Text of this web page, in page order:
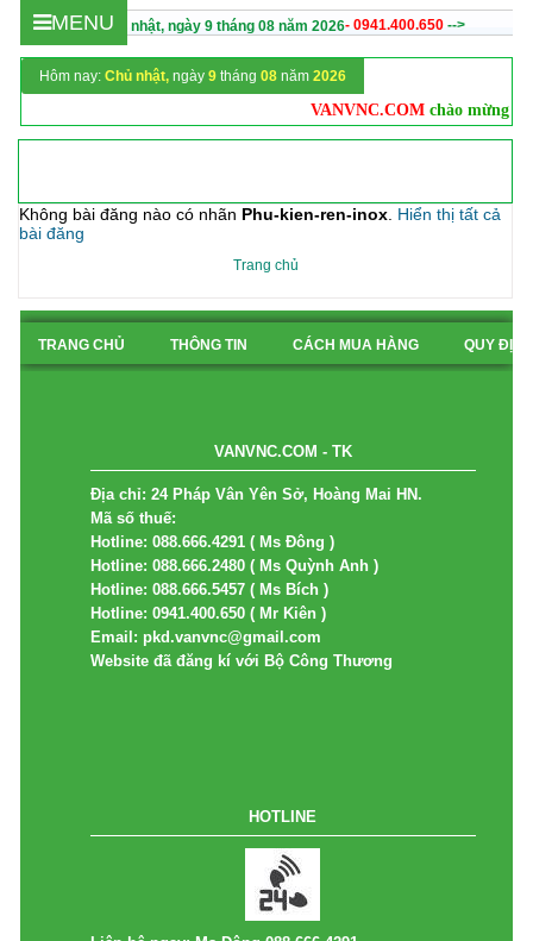
Hôm nay :Chủ nhật, ngày 9tháng08năm 2026- 0941.400.650 -->
MENU
Hôm nay: Chủ nhật, ngày 9tháng 08năm 2026
VANVNC.COM chào mừng
Không bài đăng nào có nhãn Phu-kien-ren-inox. Hiển thị tất cả
bài đăng
Trang chủ
TRANG CHỦ THÔNG TIN CÁCH MUA HÀNG QUY
VANVNC.COM - TK
Địa chỉ: 24 Pháp Vân Yên Sở, Hoàng Mai HN.
Mã số thuế:
Hotline: 088.666.4291 ( Ms Đông )
Hotline: 088.666.2480 ( Ms Quỳnh Anh )
Hotline: 088.666.5457 ( Ms Bích )
Hotline: 0941.400.650 ( Mr Kiên )
Email: pkd.vanvnc@gmail.com
Website đã đăng kí với Bộ Công Thương
HOTLINE